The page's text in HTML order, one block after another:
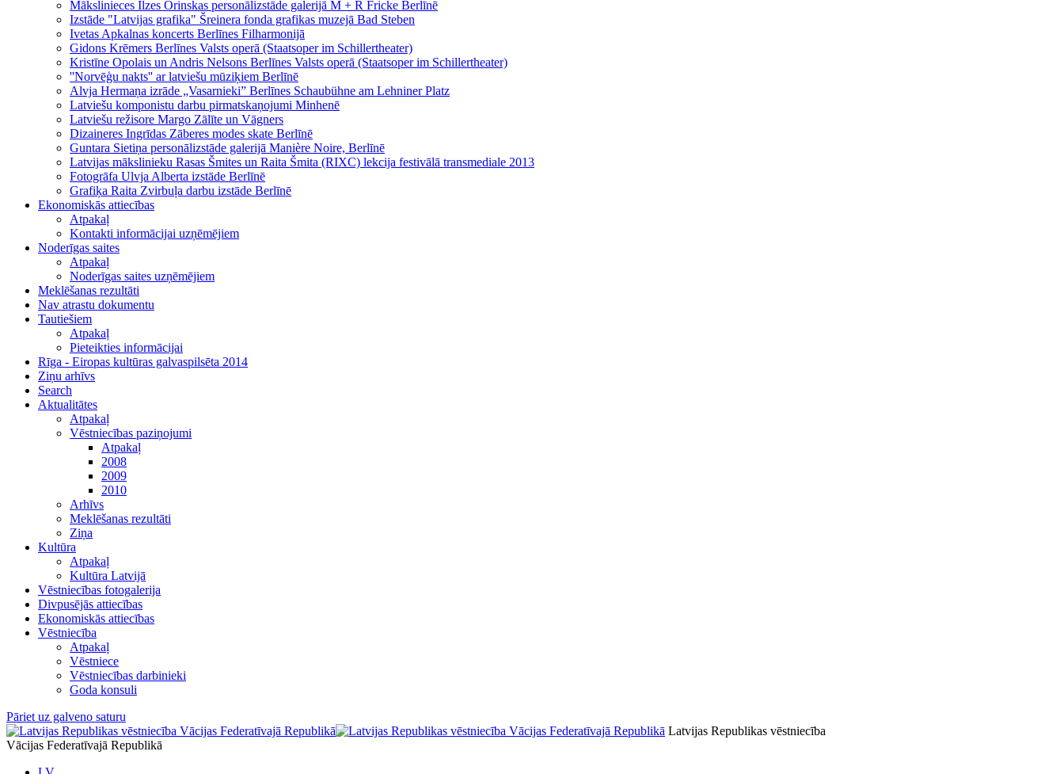
Mākslinieces Ilzes Orinskas personālizstāde galerijā M + R Fricke Berlīnē
Izstāde "Latvijas grafika" Šreinera fonda grafikas muzejā Bad Steben
Ivetas Apkalnas koncerts Berlīnes Filharmonijā
Gidons Krēmers Berlīnes Valsts operā (Staatsoper im Schillertheater)
Kristīne Opolais un Andris Nelsons Berlīnes Valsts operā (Staatsoper im Schillertheater)
''Norvēģu nakts'' ar latviešu mūziķiem Berlīnē
Alvja Hermaņa izrāde „Vasarnieki” Berlīnes Schaubühne am Lehniner Platz
Latviešu komponistu darbu pirmatskaņojumi Minhenē
Latviešu režisore Margo Zālīte un Vāgners
Dizaineres Ingrīdas Zāberes modes skate Berlīnē
Guntara Sietiņa personālizstāde galerijā Manière Noire, Berlīnē
Latvijas mākslinieku Rasas Šmites un Raita Šmita (RIXC) lekcija festivālā transmediale 2013
Fotogrāfa Ulvja Alberta izstāde Berlīnē
Grafiķa Raita Zvirbuļa darbu izstāde Berlīnē
Ekonomiskās attiecības
Atpakaļ
Kontakti informācijai uzņēmējiem
Noderīgas saites
Atpakaļ
Noderīgas saites uzņēmējiem
Meklēšanas rezultāti
Nav atrastu dokumentu
Tautiešiem
Atpakaļ
Pieteikties informācijai
Rīga - Eiropas kultūras galvaspilsēta 2014
Ziņu arhīvs
Search
Aktualitātes
Atpakaļ
Vēstniecības paziņojumi
Atpakaļ
2008
2009
2010
Arhīvs
Meklēšanas rezultāti
Ziņa
Kultūra
Atpakaļ
Kultūra Latvijā
Vēstniecības fotogalerija
Divpusējās attiecības
Ekonomiskās attiecības
Vēstniecība
Atpakaļ
Vēstniece
Vēstniecības darbinieki
Goda konsuli
Pāriet uz galveno saturu
Latvijas Republikas vēstniecība
Vācijas Federatīvajā Republikā